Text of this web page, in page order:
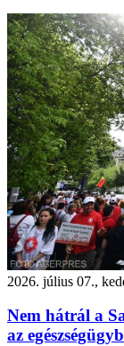
2026. július 07.,
Nem hátrál a
az